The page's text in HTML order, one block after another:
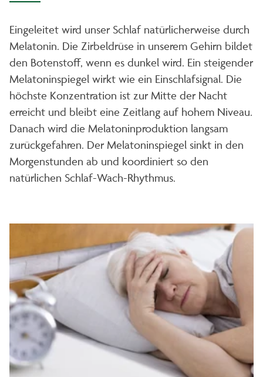
Eingeleitet wird unser Schlaf natürlicherweise durch
Melatonin. Die Zirbeldrüse in unserem Gehirn bildet
den Botenstoff, wenn es dunkel wird. Ein steigender
Melatoninspiegel wirkt wie ein Einschlafsignal. Die
höchste Konzentration ist zur Mitte der Nacht
erreicht und bleibt eine Zeitlang auf hohem Niveau.
Danach wird die Melatoninproduktion langsam
zurückgefahren. Der Melatoninspiegel sinkt in den
Morgenstunden ab und koordiniert so den
natürlichen Schlaf-Wach-Rhythmus.